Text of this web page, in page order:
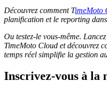
Découvrez comment TimeMoto
planification et le reporting
Ou testez-le vous-même.
TimeMoto Cloud et découvrez
temps réel simplifie la gestion
Inscrivez-vous à la